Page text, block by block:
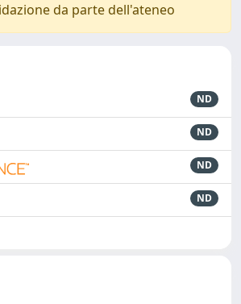
da parte dell'ateneo
ND
ND
ND
ND